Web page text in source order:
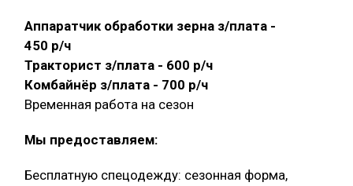
Аппаратчик обработки зерна з/плата -
450 р/ч
Тракторист з/плата - 600 р/ч
Комбайнёр з/плата - 700 р/ч
Временная работа на сезон
Мы предоставляем:
Бесплатную спецодежду: сезонная форма,